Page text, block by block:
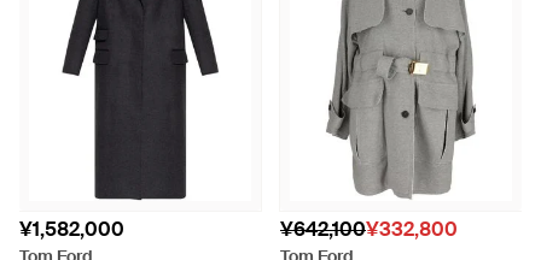
¥1,582,000 ¥642,100¥332,800